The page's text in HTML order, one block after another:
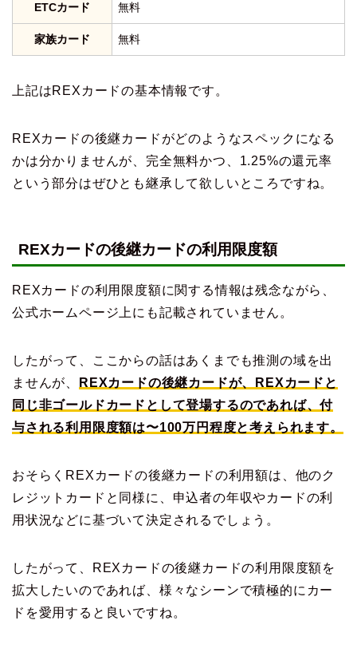
ETCカード 無料
家族カード 無料
上記はREXカードの基本情報です。
REXカードの後継カードがどのようなスペックになる
かは分かりませんが、完全無料かつ、1.25%の還元率
という部分はぜひとも継承して欲しいところですね。
REXカードの後継カードの利用限度額
REXカードの利用限度額に関する情報は残念ながら、
公式ホームページ上にも記載されていません。
したがって、ここからの話はあくまでも推測の域を出
ませんが、
REXカードの後継カードが、REXカードと
同じ非ゴールドカードとして登場するのであれば、付
与される利用限度額は〜100万円程度と考えられます。
おそらくREXカードの後継カードの利用額は、他のク
レジットカードと同様に、申込者の年収やカードの利
用状況などに基づいて決定されるでしょう。
したがって、REXカードの後継カードの利用限度額を
拡大したいのであれば、様々なシーンで積極的にカー
ドを愛用すると良いですね。